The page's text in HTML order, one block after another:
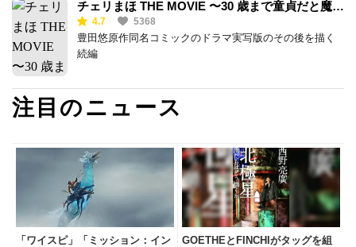
チェリまほ THE MOVIE 〜30 歳まで童貞だと魔法
使いになれるらしい〜
4.7 5368
豊田悠原作同名コミックのドラマ実写版のその後を描く
続編
注目のニュース
「ワイスピ」「ミッション：イン
GOETHEとFINCHIがタッグを組